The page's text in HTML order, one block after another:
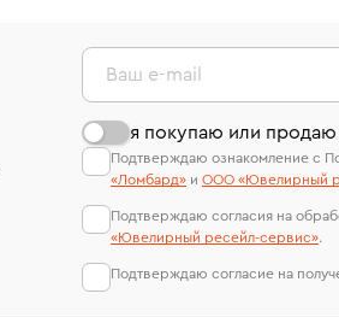
Ваш e-mail
я покупаю или
Подтверждаю ознакомление с
«Ломбард» и ООО «Ювелирный
Подтверждаю согласия на
«Ювелирный ресейл-сервиc».
Подтверждаю согласие на